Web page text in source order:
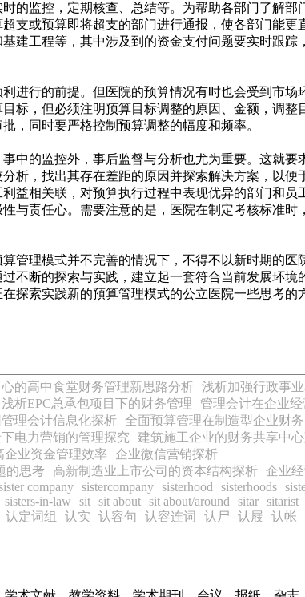
的监控，定期核查、总结等。为帮助各部门了解部
支或预算即将超支的部门进行通报，使各部门能更
建工程等，其中涉及到的资金支付问题要实时跟踪
进行的前提。但医院的预算情况有时也会受到市场
标，但必须注明预算目标调整的原因、金额，调整
，同时要严格控制预算调整的幅度和频率。
中的监控外，事后监督与分析也尤为重要。这就要
析，找出其存在差距的原因并探索解决方案，以便
益相关联，对预算执行过程中表现优异的部门和员
责任心。需要注意的是，医院在制定考核标准时
管理模式并不完善的情况下，不得不以新时期的医
不断的探索与实践，建立起一套符合当前发展环境
探索实践新的預算管理模式的公立医院一些思考的
的高中食堂财务管理新思路分析 浅析加强行政事
浅析EPC总承包项目下的财务管理
管理会计在企业
理会计信息化探析 全面预算管理在制造型企业财
电力营销的管理探究
建筑施工企业的财务共享中
企业资金管理效率
企业微信营销探析
的思考 高新制造业上市公司的资本结构探析 企业
company sistercompany sisterhood sisterhoods
sisters-in-law sit sit about sit about/around sitar sitarist
认定词组 认实 认容句 认容连词 认尸 认屐 认帐